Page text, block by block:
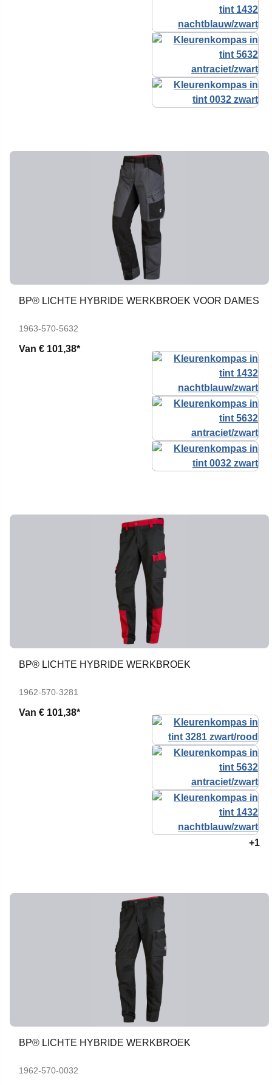
BP® LICHTE HYBRIDE WERKBROEK VOOR DAMES
1963-570-5632
Van € 101,38*
BP® LICHTE HYBRIDE WERKBROEK
1962-570-3281
Van € 101,38*
+1
BP® LICHTE HYBRIDE WERKBROEK
1962-570-0032